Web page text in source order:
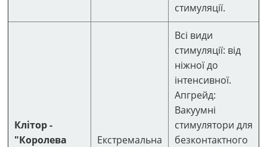
стимуляції.
Клітор -
"Королева
Екстремальна
Всі види
стимуляції: від
ніжної до
інтенсивної.
Апгрейд:
Вакуумні
стимулятори для
безконтактного